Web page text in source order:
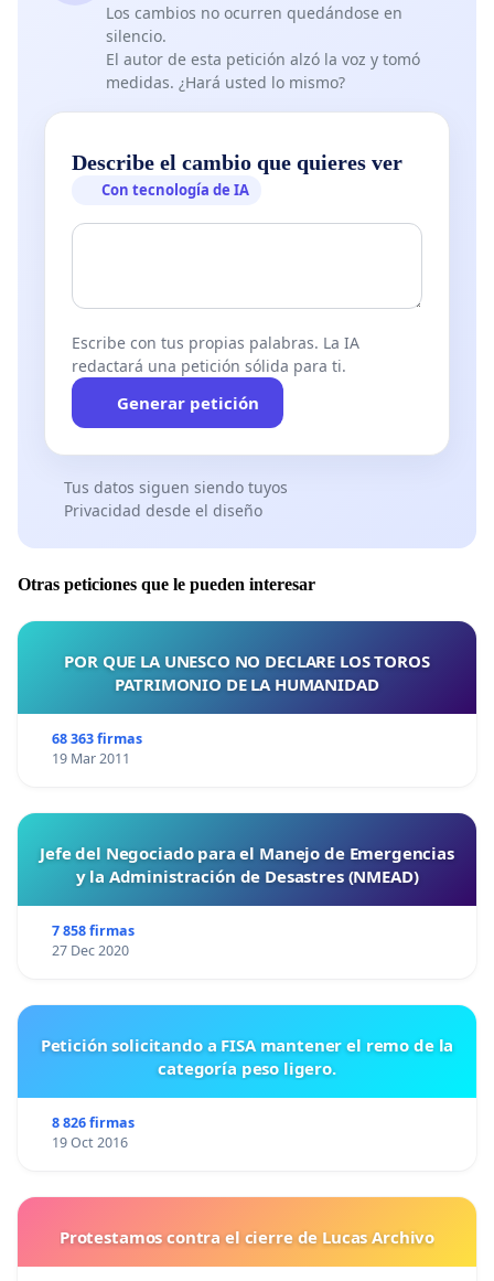
Los cambios no ocurren quedándose en
silencio.
El autor de esta petición alzó la voz y tomó
medidas. ¿Hará usted lo mismo?
Describe el cambio que quieres ver
Con tecnología de IA
Escribe con tus propias palabras. La IA
redactará una petición sólida para ti.
Generar petición
Tus datos siguen siendo tuyos
Privacidad desde el diseño
Otras peticiones que le pueden interesar
POR QUE LA UNESCO NO DECLARE LOS TOROS
PATRIMONIO DE LA HUMANIDAD
68 363 firmas
19 Mar 2011
Jefe del Negociado para el Manejo de Emergencias
y la Administración de Desastres (NMEAD)
7 858 firmas
27 Dec 2020
Petición solicitando a FISA mantener el remo de la
categoría peso ligero.
8 826 firmas
19 Oct 2016
Protestamos contra el cierre de Lucas Archivo